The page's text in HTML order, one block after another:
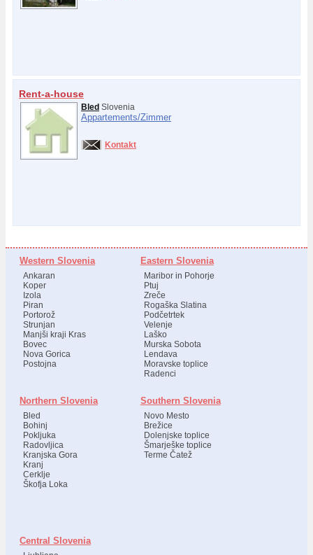
Rent-a-house
Bled Slovenia
Appartements/Zimmer
Kontakt
Western Slovenia
Ankaran
Koper
Izola
Piran
Portorož
Strunjan
Manjši kraji Kras
Bovec
Nova Gorica
Postojna
Eastern Slovenia
Maribor in Pohorje
Ptuj
Zreče
Rogaška Slatina
Podčetrtek
Velenje
Laško
Murska Sobota
Lendava
Moravske toplice
Radenci
Northern Slovenia
Bled
Bohinj
Pokljuka
Radovljica
Kranjska Gora
Kranj
Cerklje
Škofja Loka
Southern Slovenia
Novo Mesto
Brežice
Dolenjske toplice
Šmarješke toplice
Terme Čatež
Central Slovenia